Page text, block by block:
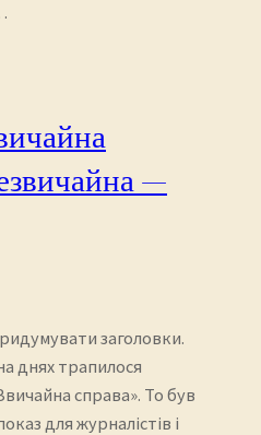
—
заголовки.
днях трапилося
справа». То був
для журналістів і